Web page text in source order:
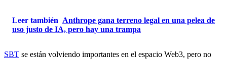
Leer también Anthrope gana terreno legal en una pelea de
uso justo de IA, pero hay una trampa
SBT se están volviendo importantes en el espacio Web3, pero no